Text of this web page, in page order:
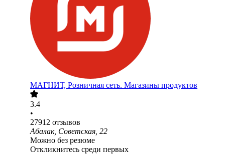
МАГНИТ, Розничная сеть. Магазины продуктов
3.4
•
27912 отзывов
Абалак, Советская, 22
Можно без резюме
Откликнитесь среди первых